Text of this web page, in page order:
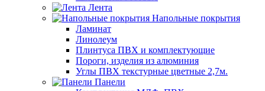
Лента
Напольные покрытия
Ламинат
Линолеум
Плинтуса ПВХ и комплектующие
Пороги, изделия из алюминия
Углы ПВХ текстурные цветные 2,7м.
Панели